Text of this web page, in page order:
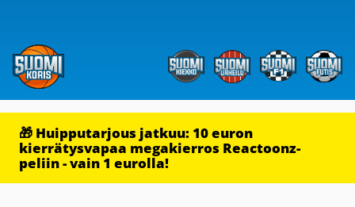
🎁 Huipputarjous jatkuu: 10 euron
kierrätysvapaa megakierros Reactoonz-
peliin - vain 1 eurolla!